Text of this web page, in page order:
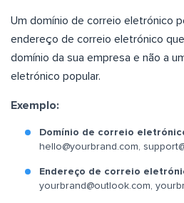
Um domínio de correio eletrónico
endereço de correio eletrónico
domínio da sua empresa e não a
eletrónico popular.
Exemplo:
Domínio de correio
hello@yourbrand.com
Endereço de correio
yourbrand@outlook.com